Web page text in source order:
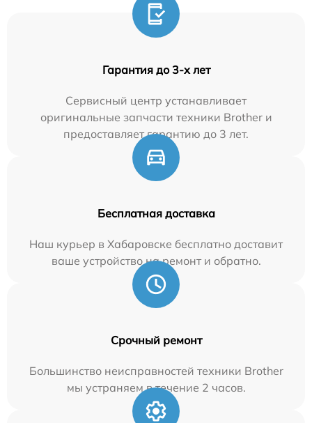
Гарантия до 3-х лет
Сервисный центр устанавливает
оригинальные запчасти техники Brother и
предоставляет гарантию до 3 лет.
Бесплатная доставка
Наш курьер в Хабаровске бесплатно доставит
ваше устройство на ремонт и обратно.
Срочный ремонт
Большинство неисправностей техники Brother
мы устраняем в течение 2 часов.